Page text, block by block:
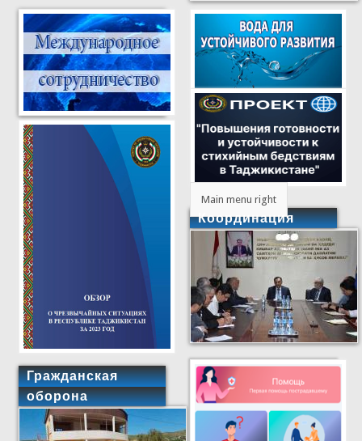
Гражданская
оборона
Main menu right
Координация